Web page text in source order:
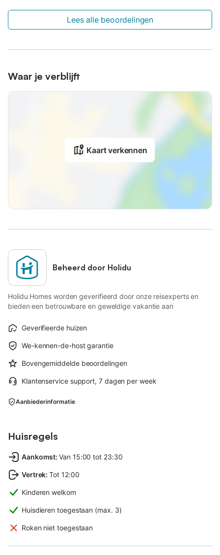
Lees alle beoordelingen
Waar je verblijft
Kaart verkennen
Beheerd door Holidu
Holidu Homes worden geverifieerd door onze reisexperts en
bieden een betrouwbare en geweldige vakantie aan
Geverifieerde huizen
We-kennen-de-host garantie
Bovengemiddelde beoordelingen
Klantenservice support, 7 dagen per week
Aanbiederinformatie
Huisregels
Aankomst: Van 15:00 tot 23:30
Vertrek: Tot 12:00
Kinderen welkom
Huisdieren toegestaan (max. 3)
Roken niet toegestaan